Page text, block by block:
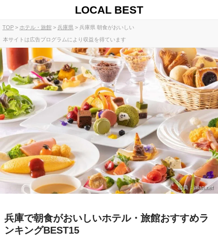
LOCAL BEST
TOP ホテル・旅館 兵庫県 兵庫県 朝食がおいしい
本サイトは広告プログラムにより収益を得ています
出典：jalan.net
兵庫で朝食がおいしいホテル・旅館おすすめラ
ンキングBEST15